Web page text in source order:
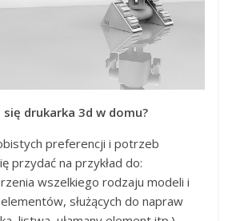
drukarka 3d w domu?
preferencji i potrzeb
przydać na przykład do:
wszelkiego rodzaju modeli i
służących do napraw